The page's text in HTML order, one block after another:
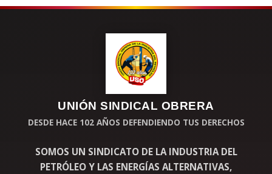
UNIÓN SINDICAL OBRERA
DESDE HACE 102 AÑOS DEFENDIENDO TUS DERECHOS
SOMOS UN SINDICATO DE LA INDUSTRIA DEL
PETRÓLEO Y LAS ENERGÍAS ALTERNATIVAS,